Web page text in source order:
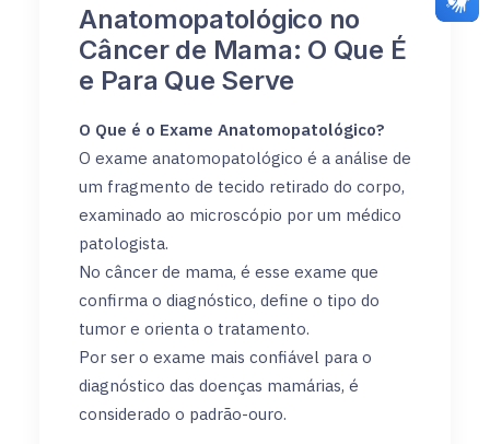
Anatomopatológico no
Câncer de Mama: O Que É
e Para Que Serve
O Que é o Exame Anatomopatológico?
O exame anatomopatológico é a análise de
um fragmento de tecido retirado do corpo,
examinado ao microscópio por um médico
patologista.
No câncer de mama, é esse exame que
confirma o diagnóstico, define o tipo do
tumor e orienta o tratamento.
Por ser o exame mais confiável para o
diagnóstico das doenças mamárias, é
considerado o padrão-ouro.